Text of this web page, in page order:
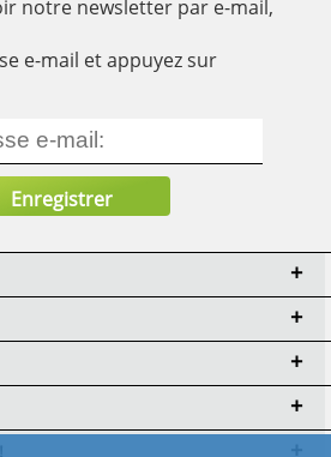
notre newsletter par e-mail,
e-mail et appuyez sur